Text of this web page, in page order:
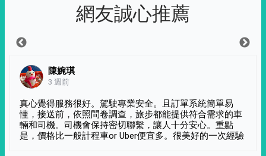
網友誠心推薦
陳婉琪
3 週前
真心覺得服務很好。駕駛專業安全。且訂單系統簡單易
懂，接送前，依照問卷調查，旅步都能提供符合需求的車
輛和司機。司機會保持密切聯繫，讓人十分安心。重點
是，價格比一般計程車or Uber便宜多。很美好的一次經驗